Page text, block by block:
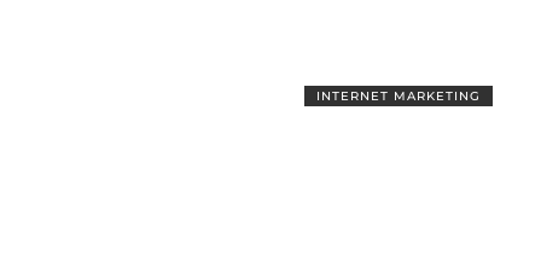
INTERNET MARKETING